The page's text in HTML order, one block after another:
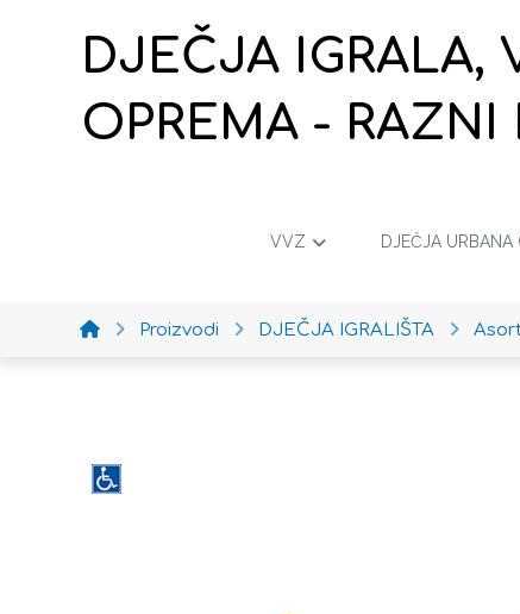
DJEČJA IGRALA,
OPREMA -
VVZ DJEČJA URBANA
Proizvodi DJEČJA IGRALIŠTA